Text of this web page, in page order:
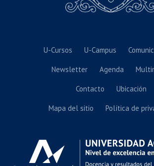
U-Cursos U-Campus
Newsletter Agenda
Contacto Ubicación
Mapa del sitio Política de